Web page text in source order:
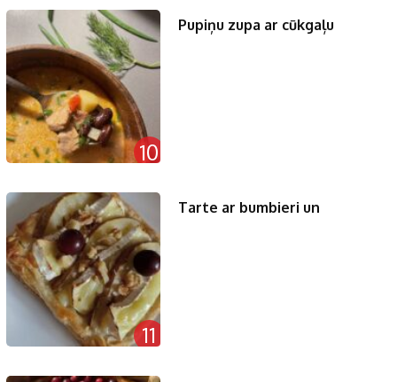
10
Pupiņu zupa ar cūkgaļu
11
Tarte ar bumbieri un